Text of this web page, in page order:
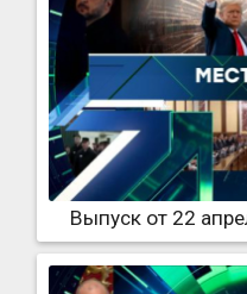
Выпуск от 22